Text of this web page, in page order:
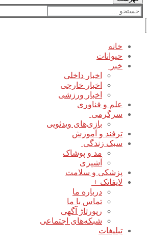
جستجو
برای:
خانه
حیوانات
خبر
اخبار داخلی
اخبار خارجی
اخبار ورزشی
علم و فناوری
سرگرمی
بازی‌های ویدئویی
ترفند و آموزش
سبک زندگی
مد و پوشاک
آشپزی
پزشکی و سلامت
لایفاتک +
درباره ما
تماس با ما
رپورتاژ آگهی
شبکه‌های اجتماعی
تبلیغات